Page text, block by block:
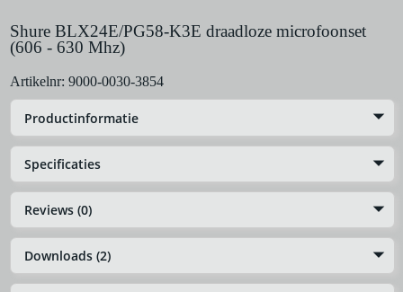
Shure BLX24E/PG58-K3E draadloze microfoonset
(606 - 630 Mhz)
Artikelnr: 9000-0030-3854
Productinformatie
Specificaties
Reviews (0)
Downloads (2)